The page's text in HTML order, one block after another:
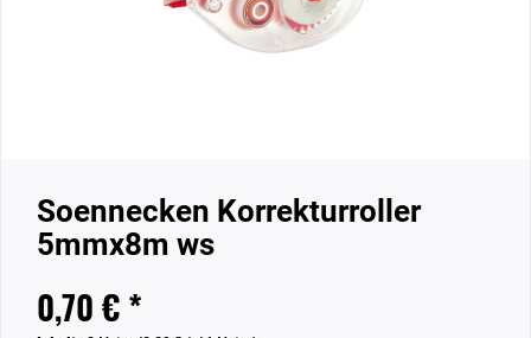
Soennecken Korrekturroller
5mmx8m ws
0,70 € *